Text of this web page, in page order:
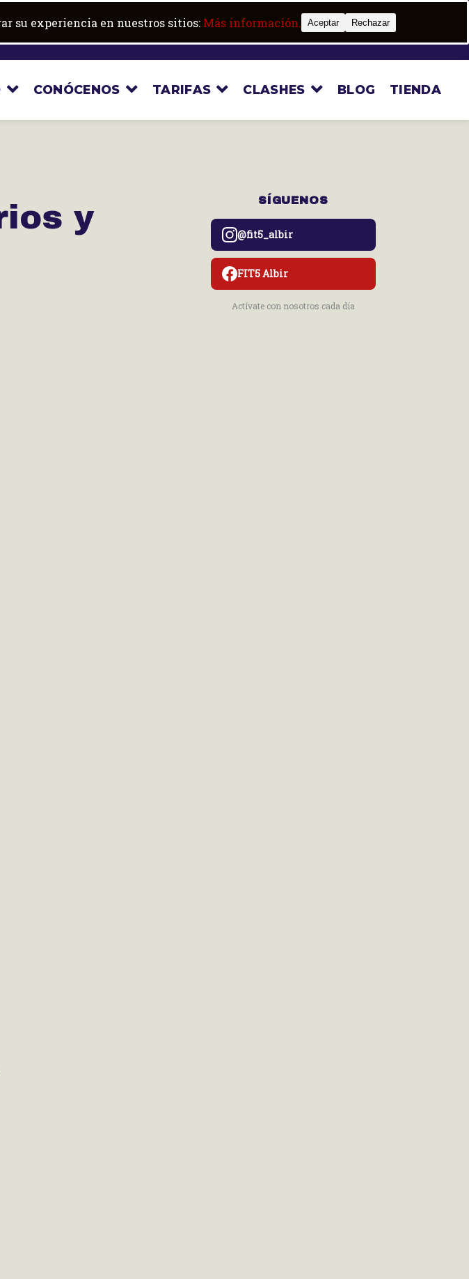
Trabaja con nosotros Boot camp
CONÓCENOS TARIFAS CLASHES BLOG TIENDA
y
SÍGUENOS
@fit5_albir
FIT5 Albir
Actívate con nosotros cada día
su experiencia en nuestros sitios: Más información. Aceptar Rechazar